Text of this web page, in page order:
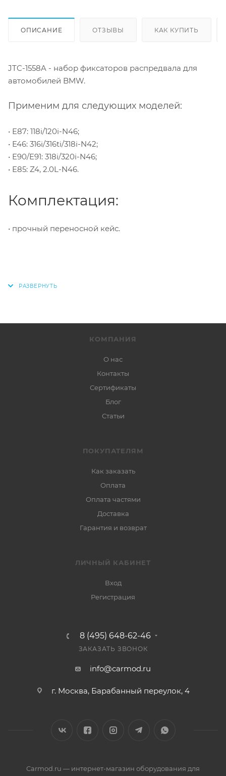
ОПИСАНИЕ ОТЗЫВЫ КАК КУПИТЬ
JTC-1558A - набор фиксаторов распредвала для
автомобилей BMW.
Применим для следующих моделей:
• E87: 118i/120i-N46;
• E46: 316i/316ti/318i-N42;
• E90/E91: 318i/320i-N46;
• E85: Z4, 2.0L-N46.
Комплектация:
• прочный переносной кейс.
КОМПАНИЯ
О нас
Контакты
Сертификаты
Блог
Статьи
ПОКУПАТЕЛЯМ
Как заказать
Оплата
Оплата частями
Доставка
Гарантия и возврат
ЛИЧНЫЙ КАБИНЕТ
Вход
Регистрация
8 (495) 648-62-46
ЗАКАЗАТЬ ЗВОНОК
info@carmod.ru
г. Москва, Барабанный переулок, 4
Carmod.ru — интернет-магазин оборудования для